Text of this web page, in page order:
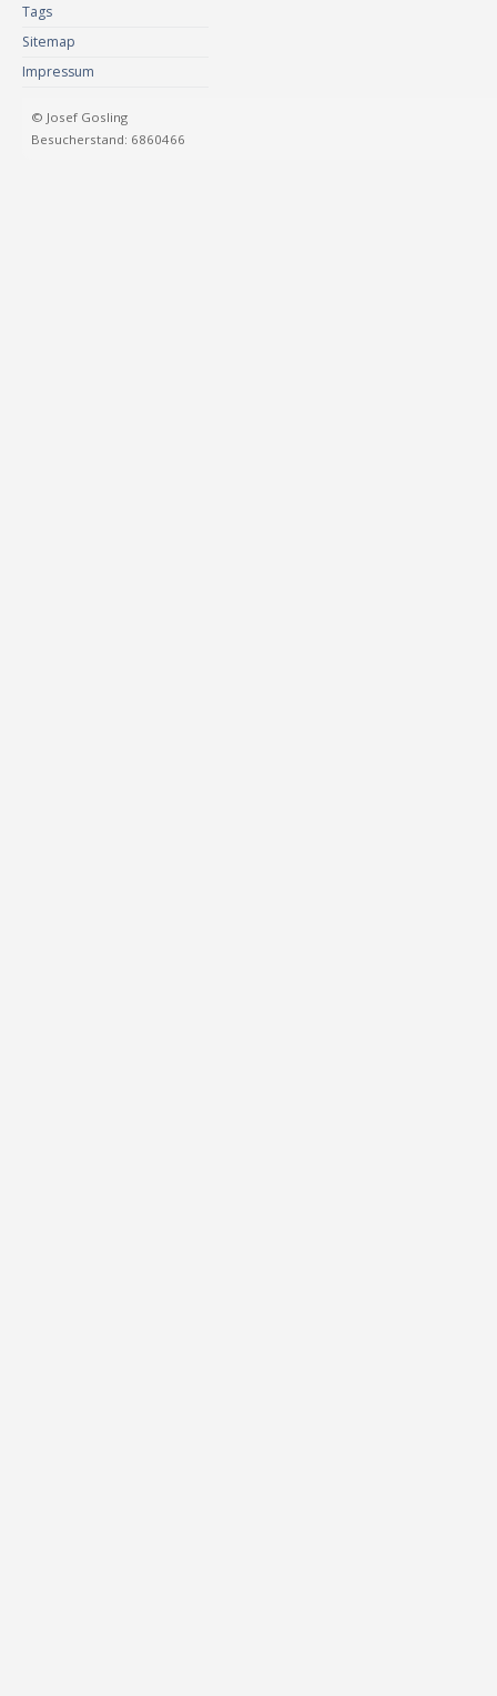
Tags
Sitemap
Impressum
© Josef Gosling
Besucherstand: 6860466